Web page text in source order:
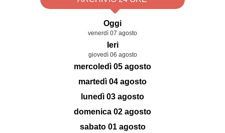
Oggi
venerdì 07 agosto
Ieri
giovedì 06 agosto
mercoledì 05 agosto
martedì 04 agosto
lunedì 03 agosto
domenica 02 agosto
sabato 01 agosto